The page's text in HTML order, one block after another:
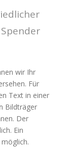
wir Ihr
Für
Text in einer
Bildträger
Der
Ein